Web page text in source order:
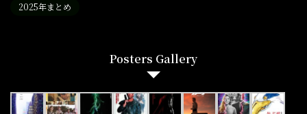
2025年まとめ
Posters Gallery